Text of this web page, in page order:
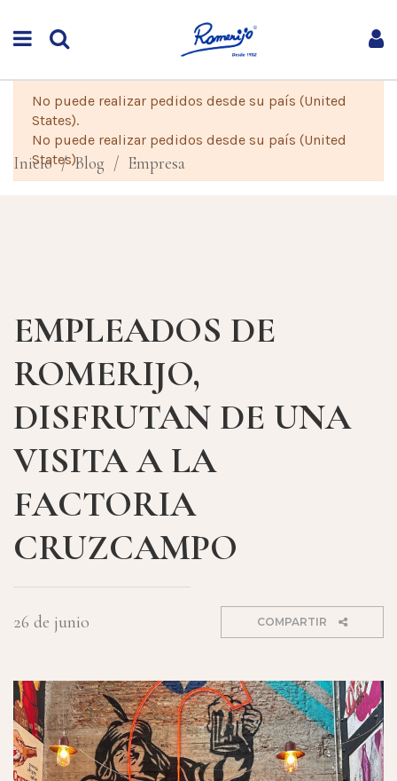
Inicio Blog Empresa
No puede realizar pedidos desde su país (United
States).
No puede realizar pedidos desde su país (United
States).
EMPLEADOS DE
ROMERIJO,
DISFRUTAN DE UNA
VISITA A LA
FACTORIA
CRUZCAMPO
26 de junio COMPARTIR